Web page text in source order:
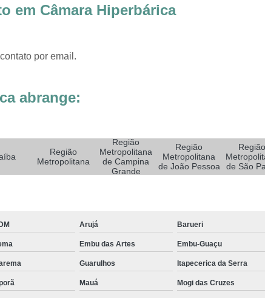
Sessão Hiperbárica em João Pessoa
Sistemas Oxigenoterapia em Campina Grande
Sistemas Oxigenoterapia em Taubaté
Sistemas Oxigenoterapia para Pé Diabético
Tratamento de Feridas
Tratamento de Feridas
Tratamento de Feridas Enfermagem em Sorocaba
em Câmara Hiperbárica
por email.
abrange:
Região
Metropolitana
Região
Metropolitana
de Campina
Grande
Região
Metropolitana
de João Pessoa
Região
de São
Arujá Barueri
Embu das Artes Embu-Guaçu
Guarulhos Itapecerica da Serra
Mauá Mogi das Cruzes